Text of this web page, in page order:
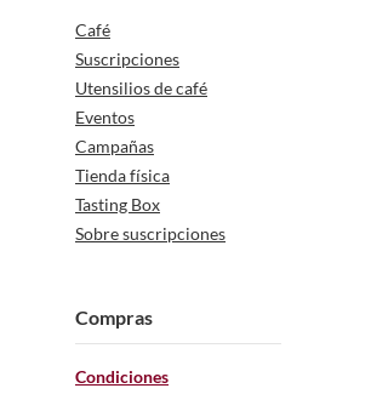
Café
Suscripciones
Utensilios de café
Eventos
Campañas
Tienda física
Tasting Box
Sobre suscripciones
Compras
Condiciones